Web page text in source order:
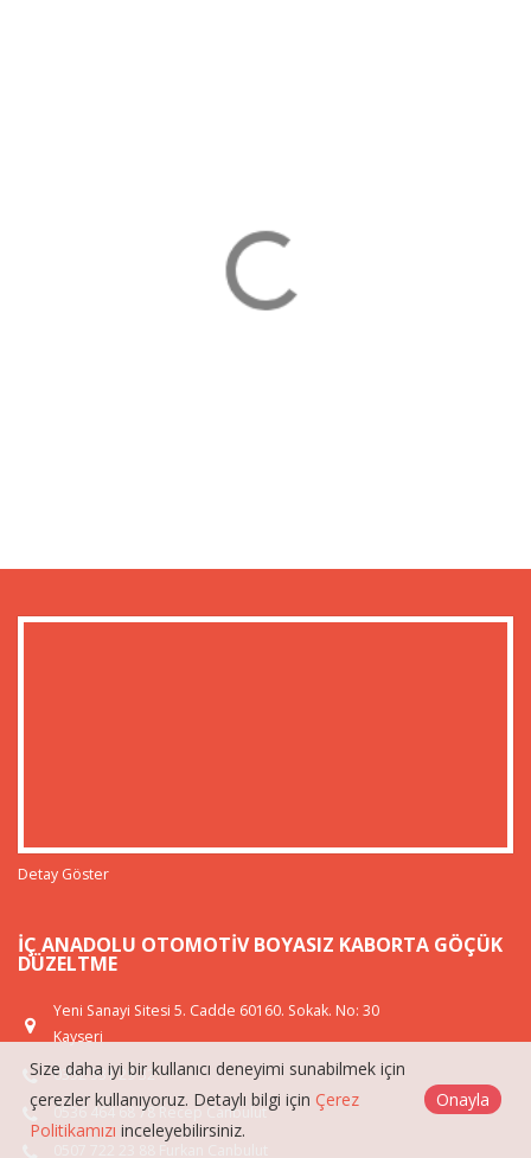
Detay Göster
İÇ ANADOLU OTOMOTIV BOYASIZ KABORTA GÖÇÜK
DÜZELTME
Yeni Sanayi Sitesi 5. Cadde 60160. Sokak. No: 30
Kayseri
0352 331 29 32
0536 464 68 78 Recep Canbulut
Size daha iyi bir kullanıcı deneyimi sunabilmek için
çerezler kullanıyoruz. Detaylı bilgi için Çerez
Politikamızı inceleyebilirsiniz.
Onayla